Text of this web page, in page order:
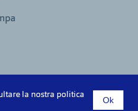
la nostra politica
Ok